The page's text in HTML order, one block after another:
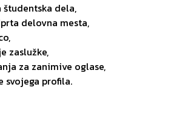
dela,
delovna mesta,
zaslužke,
za zanimive oglase,
svojega profila.